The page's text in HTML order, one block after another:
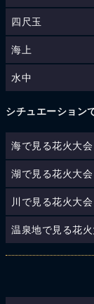
四尺玉
海上
水中
シチュエーション
海で見る花火大会
湖で見る花火大会
川で見る花火大会
温泉地で見る花